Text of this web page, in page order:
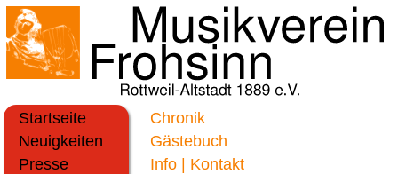
Startseite
Neuigkeiten
Presse
Chronik
Gästebuch
Info | Kontakt